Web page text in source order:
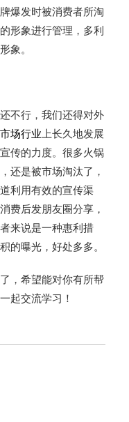
爆发时被消费者所淘
形象进行管理，多利
象。
不行，我们还得对外
场行业上长久地发展
传的力度。很多火锅
还是被市场淘汰了，
利用有效的宣传渠
费后发朋友圈分享，
来说是一种惠利措
的曝光，好处多多。
，希望能对你有所帮
起交流学习！